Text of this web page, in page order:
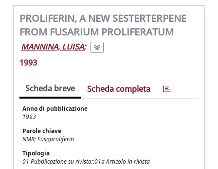
PROLIFERIN, A NEW SESTERTERPENE
FROM FUSARIUM PROLIFERATUM
MANNINA, LUISA;
1993
Scheda breve Scheda completa
Anno di pubblicazione
1993
Parole chiave
NMR; Fusaproliferin
Tipologia
01 Pubblicazione su rivista::01a Articolo in rivista